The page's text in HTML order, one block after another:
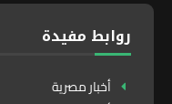
روابط مفيدة
أخبار مصرية